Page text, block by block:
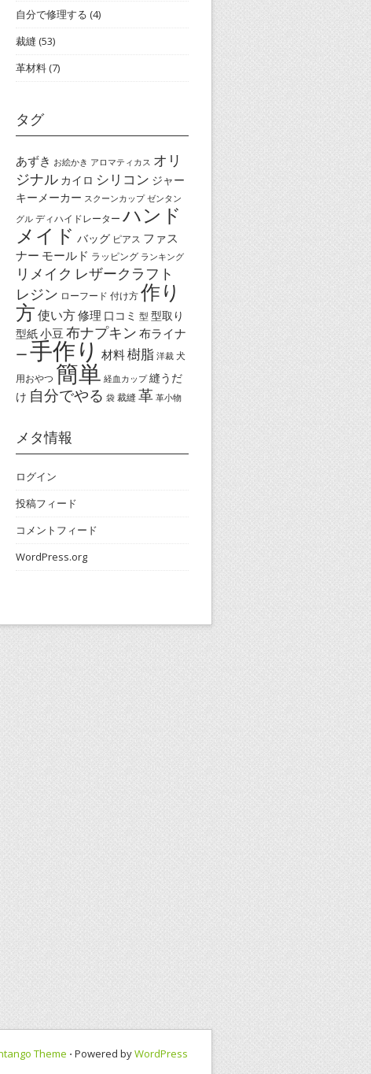
自分で修理する (4)
裁縫 (53)
革材料(7)
タグ
あずき お絵かき アロマティカス オリ
ジナル カイロ シリコン ジャー
キーメーカー スクーンカップ ゼンタン
グル ディハイドレーター ハンド
メイド バッグ ピアス ファス
ナー モールド ラッピング ランキング
リメイク レザークラフト
レジン ローフード 付け方作り
方使い方修理 口コミ 型 型取り
型紙小豆 布ナプキン 布ライナ
ー 手作り 材料樹脂 洋裁 犬
用おやつ 簡単 経血カップ 縫うだ
け 自分でやる 袋 裁縫革 革小物
メタ情報
ログイン
投稿フィード
コメントフィード
WordPress.org
Theme ⋅ Powered byWordPress